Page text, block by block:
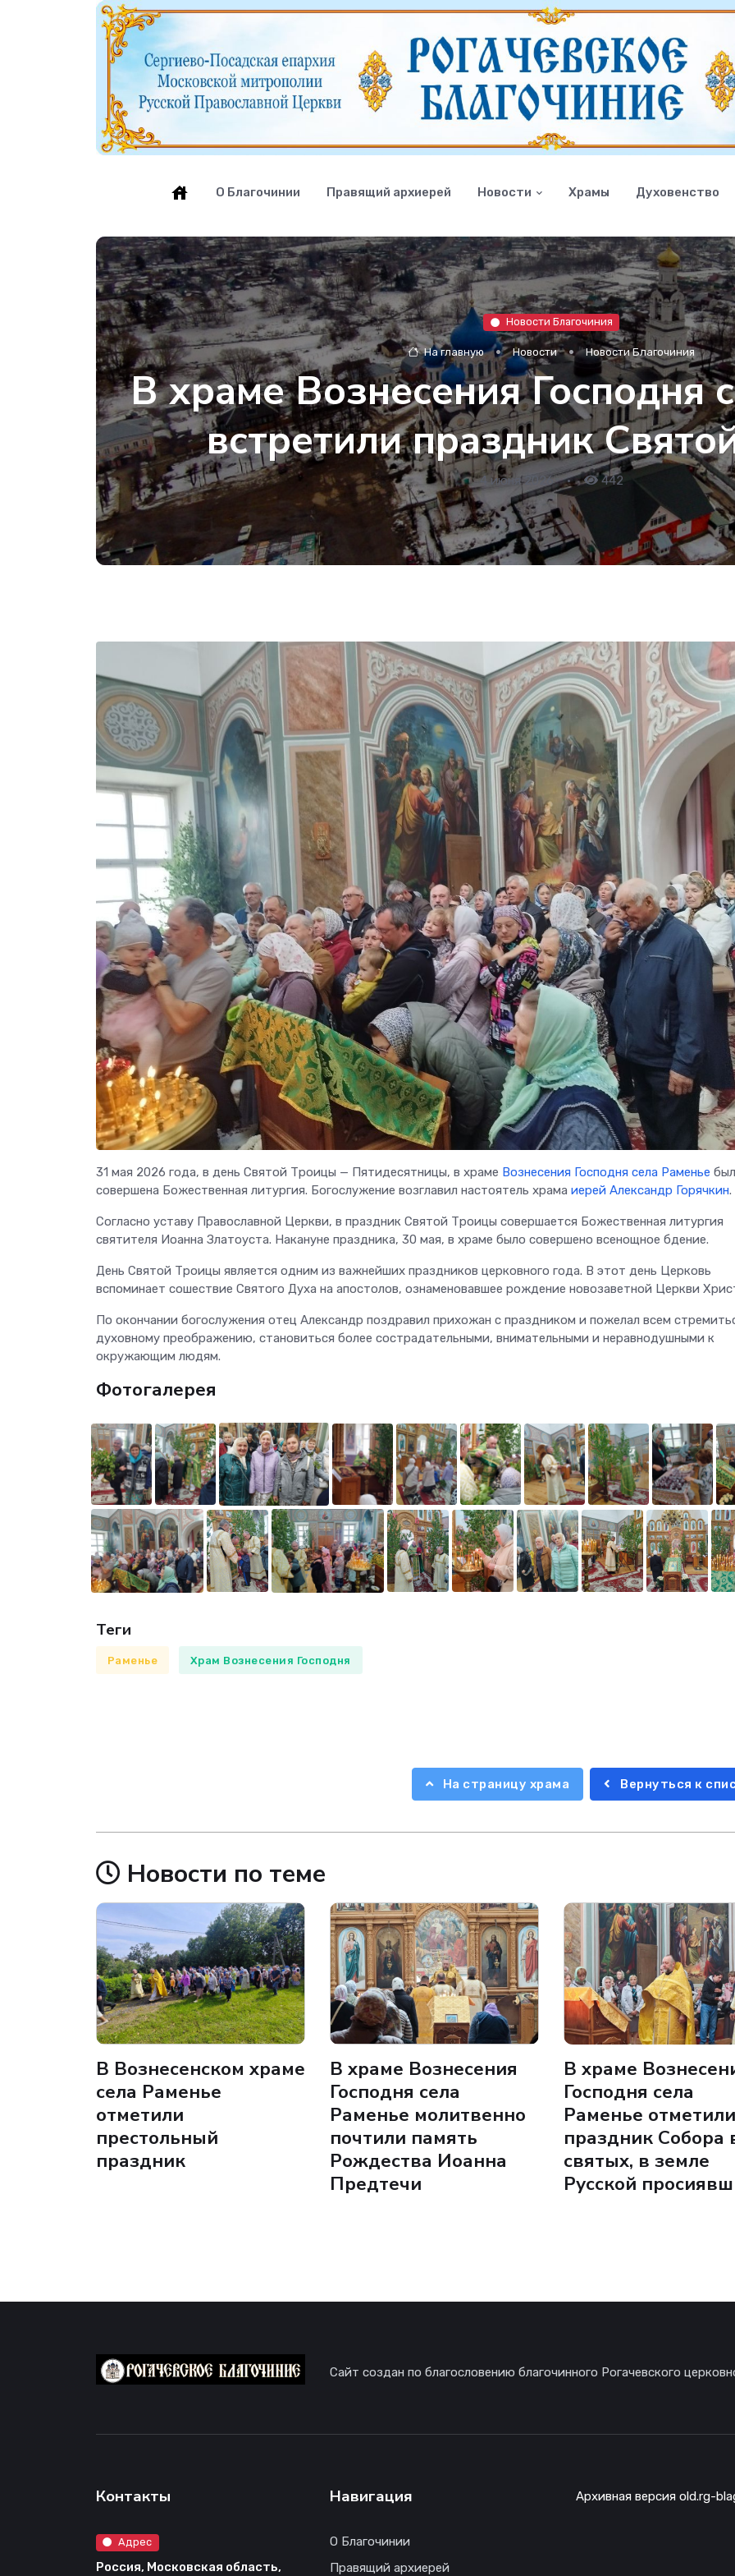
О Благочинии Правящий архиерей Новости Храмы Духовенство
Новости Благочиния
На главную Новости Новости Благочиния
В храме Вознесения Господня
встретили праздник
4 июня 2026 • 442
31 мая 2026 года, в день Святой Троицы — Пятидесятницы, в храме Вознесения Господня села Раменье
совершена Божественная литургия. Богослужение возглавил настоятель храма иерей Александр Горячкин.
Согласно уставу Православной Церкви, в праздник Святой Троицы совершается Божественная литургия
святителя Иоанна Златоуста. Накануне праздника, 30 мая, в храме было совершено всенощное бдение.
День Святой Троицы является одним из важнейших праздников церковного года. В этот день Церковь
вспоминает сошествие Святого Духа на апостолов, ознаменовавшее рождение новозаветной Церкви
По окончании богослужения отец Александр поздравил прихожан с праздником и пожелал всем
духовному преображению, становиться более сострадательными, внимательными и неравнодушными к
окружающим людям.
Фотогалерея
Теги
Раменье Храм Вознесения Господня
На страницу храма Вернуться к
Новости по теме
В Вознесенском храме
села Раменье
отметили
престольный
праздник
В храме Вознесения
Господня села
Раменье молитвенно
почтили память
Рождества Иоанна
Предтечи
В храме
Господня села
Раменье отметили
праздник Собора
святых, в земле
Русской
Сайт создан по благословению благочинного Рогачевского
Контакты
Адрес
Россия, Московская область,
Навигация
О Благочинии
Правящий архиерей
Архивная версия old.rg-